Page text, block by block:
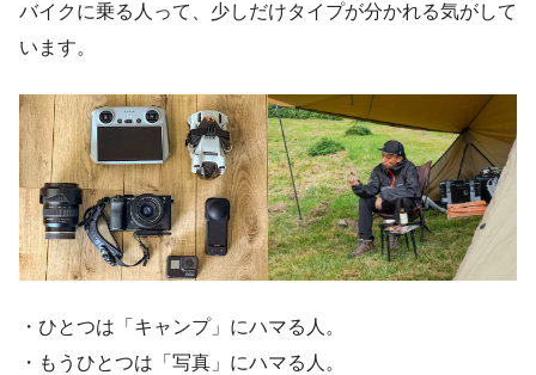
バイクに乗る人って、少しだけタイプが分かれる気がして
います。
・ひとつは「キャンプ」にハマる人。
・もうひとつは「写真」にハマる人。